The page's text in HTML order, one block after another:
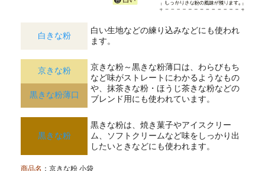
白きな粉
白い生地などの練り込みなどにも使われ
ます。
京きな粉
京きな粉～黒きな粉薄口は、わらびもち
など味がストレートにわかるようなもの
や、抹茶きな粉・ほうじ茶きな粉などの
ブレンド用にも使われています。
黒きな粉薄口
黒きな粉
黒きな粉は、焼き菓子やアイスクリー
ム、ソフトクリームなど味をしっかり出
したいときなどにも使われます。
商品名 ：京きな粉 小袋